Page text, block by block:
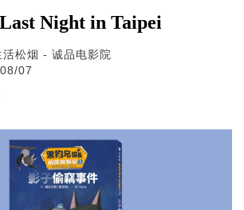
Night in Taipei
活松烟 - 诚品电影院
07